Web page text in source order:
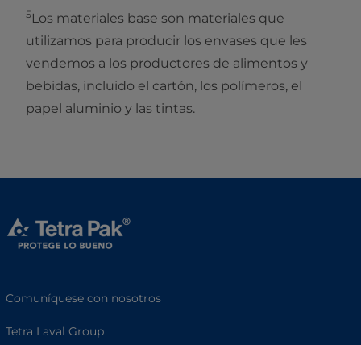
5Los materiales base son materiales que
utilizamos para producir los envases que les
vendemos a los productores de alimentos y
bebidas, incluido el cartón, los polímeros, el
papel aluminio y las tintas.
Comuníquese con nosotros
Tetra Laval Group